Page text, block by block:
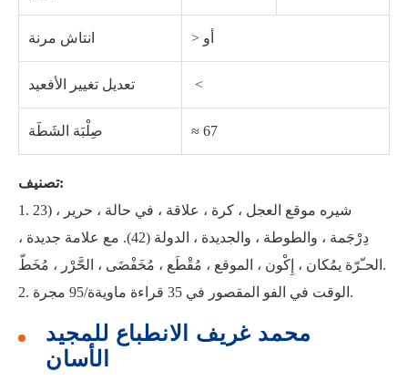
انتاش مرنة > أو
تعديل تغيير الأفعيد ‏> ‏
صِلْبَة الشَطَة ≈ 67
تصنيف:
1. شيره موقع العجل ، كرة ، علاقة ، في حالة ، حرير ، (23
دِرْجَمة ، والطوطة ، والجديدة ، الدولة (42). مع علامة جديدة ،
الحـّرّة يمُكان ، إِكْون ، الموقع ، مُقْطَع ، مُخَفْضَى ، الحَّرْر ، مُخَطّ.
2. الوقت في الفو المقصور في 35 قراءة ماويةة/95 مجرة.
محمد غريف الانطباع للمجيد
الأسان